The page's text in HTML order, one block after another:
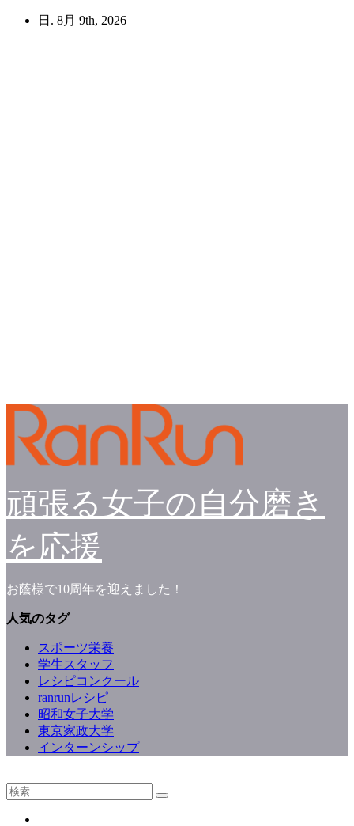
日. 8月 9th, 2026
頑張る女子の自分磨き
を応援
お蔭様で10周年を迎えました！
人気のタグ
スポーツ栄養
学生スタッフ
レシピコンクール
ranrunレシピ
昭和女子大学
東京家政大学
インターンシップ